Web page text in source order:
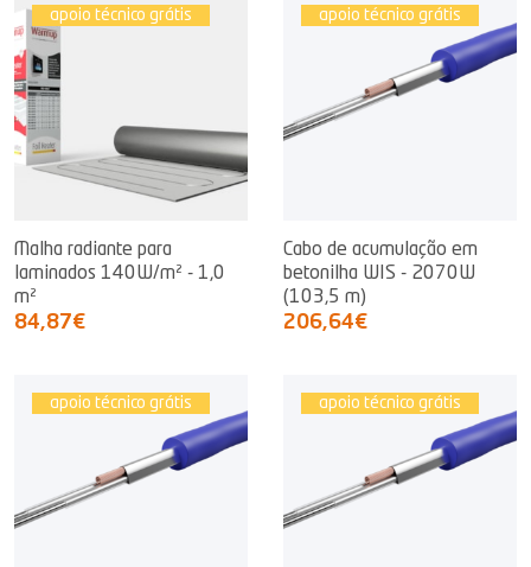
apoio técnico grátis
Malha radiante para
laminados 140W/m² - 1,0
m²
84,87€
apoio técnico grátis
Cabo de acumulação em
betonilha WIS - 2070W
(103,5 m)
206,64€
apoio técnico grátis apoio técnico grátis